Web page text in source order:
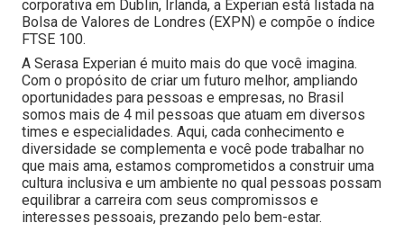
corporativa em Dublin, Irlanda, a Experian está listada na
Bolsa de Valores de Londres (EXPN) e compõe o índice
FTSE 100.
A Serasa Experian é muito mais do que você imagina.
Com o propósito de criar um futuro melhor, ampliando
oportunidades para pessoas e empresas, no Brasil
somos mais de 4 mil pessoas que atuam em diversos
times e especialidades. Aqui, cada conhecimento e
diversidade se complementa e você pode trabalhar no
que mais ama, estamos comprometidos a construir uma
cultura inclusiva e um ambiente no qual pessoas possam
equilibrar a carreira com seus compromissos e
interesses pessoais, prezando pelo bem-estar.